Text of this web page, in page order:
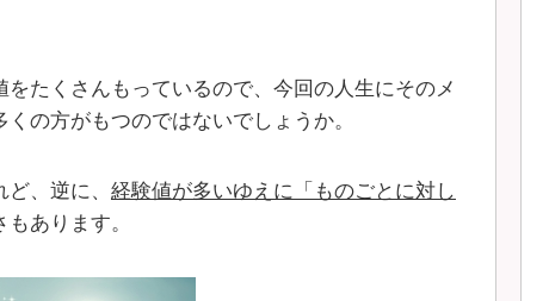
たくさんもっているので、今回の人生にそのメ
の方がもつのではないでしょうか。
、逆に、 経験値が多いゆえに「ものごとに対し
もあります。